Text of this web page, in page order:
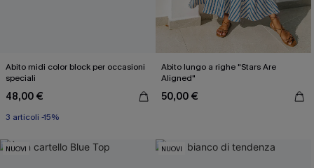
Abito midi color block per occasioni
speciali
48,00 €
3 articoli -15%
Abito lungo a righe "Stars Are
Aligned"
50,00 €
NUOVI NUOVI